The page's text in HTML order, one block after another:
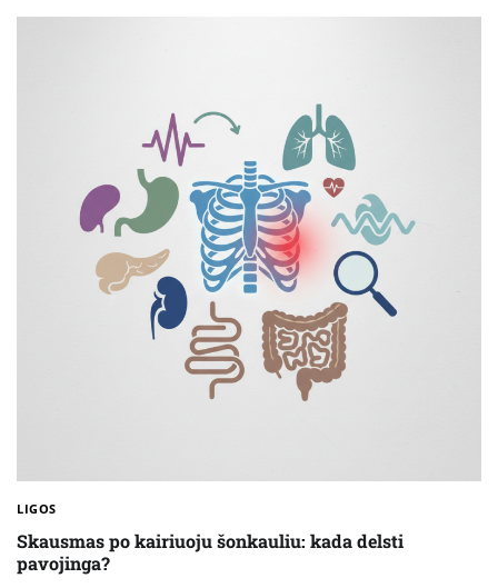
LIGOS
Skausmas po kairiuoju šonkauliu: kada delsti
pavojinga?